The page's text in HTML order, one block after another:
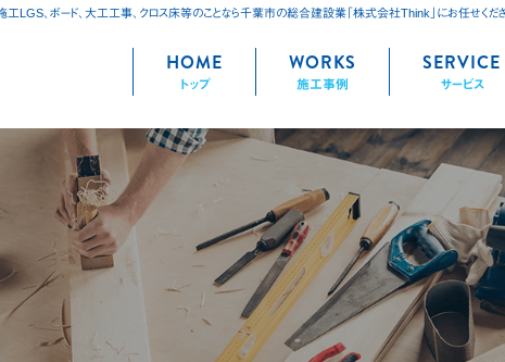
工LGS、ボード、大工工事、クロス床等のことなら千葉市の総合建設業「株式会社Think」にお任せくださ
HOME
トップ
WORKS
施工事例
SERVICE
サービス